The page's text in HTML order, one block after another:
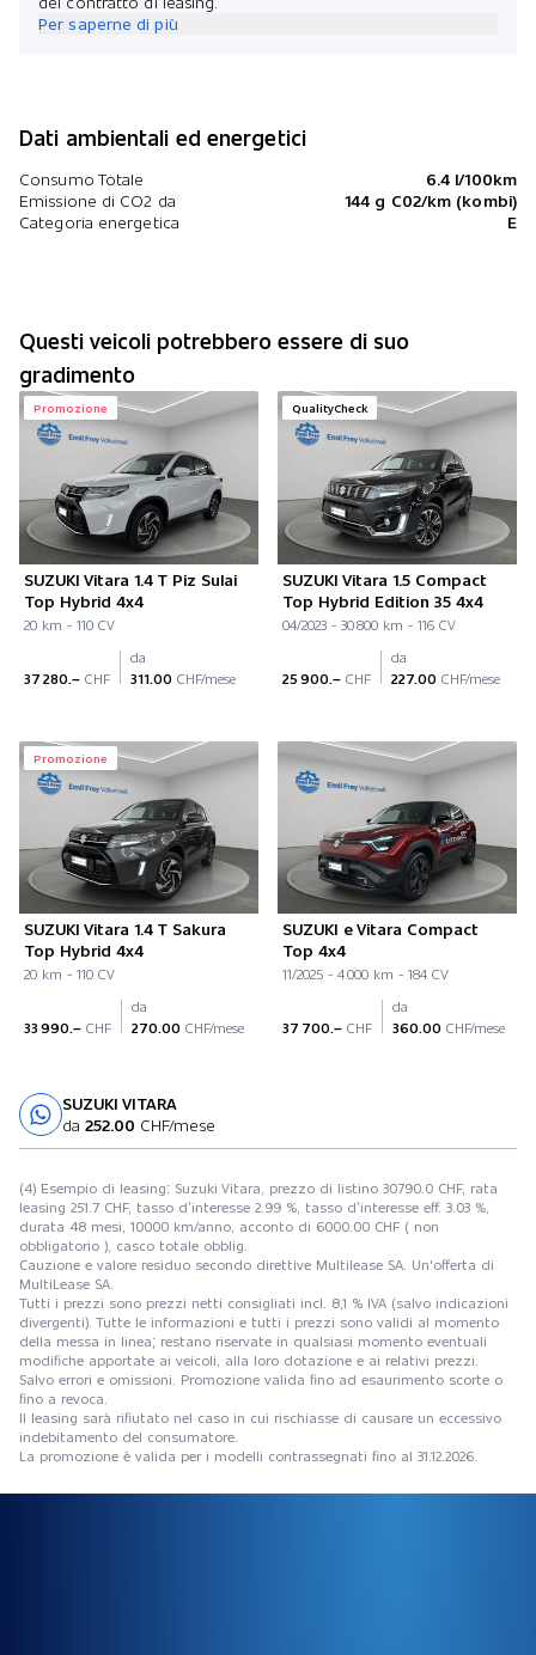
Per saperne di più
Dati ambientali ed energetici
Consumo Totale
6.4 l/100km
Emissione di CO2 da
144 g C02/km (kombi)
Categoria energetica
E
Questi veicoli potrebbero essere di suo
gradimento
Promozione
SUZUKI Vitara 1.4 T Piz Sulai
Top Hybrid 4x4
20 km - 110 CV
37 280.– CHF
da
311.00 CHF/mese
QualityCheck
SUZUKI Vitara 1.5 Compact
Top Hybrid Edition 35 4x4
04/2023 - 30 800 km - 116 CV
25 900.– CHF
da
227.00 CHF/mese
Promozione
SUZUKI Vitara 1.4 T Sakura
Top Hybrid 4x4
20 km - 110 CV
33 990.– CHF
da
270.00 CHF/mese
SUZUKI e Vitara Compact
Top 4x4
11/2025 - 4 000 km - 184 CV
37 700.– CHF
da
360.00 CHF/mese
SUZUKI VITARA
da 252.00 CHF/mese
(4) Esempio di leasing: Suzuki Vitara, prezzo di listino 30790.0 CHF, rata
leasing 251.7 CHF, tasso d’interesse 2.99 %, tasso d’interesse eff. 3.03 %,
durata 48 mesi, 10000 km/anno, acconto di 6000.00 CHF ( non
obbligatorio ), casco totale obblig.
Cauzione e valore residuo secondo direttive Multilease SA. Un'offerta di
MultiLease SA.
Tutti i prezzi sono prezzi netti consigliati incl. 8,1 % IVA (salvo indicazioni
divergenti). Tutte le informazioni e tutti i prezzi sono validi al momento
della messa in linea; restano riservate in qualsiasi momento eventuali
modifiche apportate ai veicoli, alla loro dotazione e ai relativi prezzi.
Salvo errori e omissioni. Promozione valida fino ad esaurimento scorte o
fino a revoca.
Il leasing sarà rifiutato nel caso in cui rischiasse di causare un eccessivo
indebitamento del consumatore.
La promozione è valida per i modelli contrassegnati fino al 31.12.2026.